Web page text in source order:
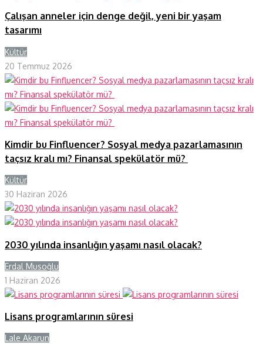
Çalışan anneler için denge değil, yeni bir yaşam
tasarımı
Kültür
20 Temmuz 2026
Kimdir bu Finfluencer? Sosyal medya pazarlamasının
taçsız kralı mı? Finansal spekülatör mü?
Kültür
30 Haziran 2026
2030 yılında insanlığın yaşamı nasıl olacak?
Erdal Musoğlu
1 Haziran 2026
Lisans programlarının süresi
Lale Akarun